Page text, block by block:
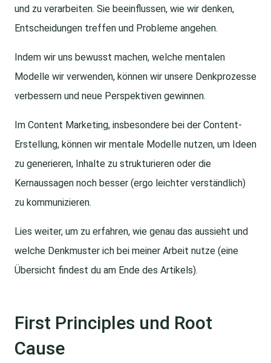
und zu verarbeiten. Sie beeinflussen, wie wir denken,
Entscheidungen treffen und Probleme angehen.
Indem wir uns bewusst machen, welche mentalen
Modelle wir verwenden, können wir unsere Denkprozesse
verbessern und neue Perspektiven gewinnen.
Im Content Marketing, insbesondere bei der Content-
Erstellung, können wir mentale Modelle nutzen, um Ideen
zu generieren, Inhalte zu strukturieren oder die
Kernaussagen noch besser (ergo leichter verständlich)
zu kommunizieren.
Lies weiter, um zu erfahren, wie genau das aussieht und
welche Denkmuster ich bei meiner Arbeit nutze (eine
Übersicht findest du am Ende des Artikels).
First Principles und Root
Cause